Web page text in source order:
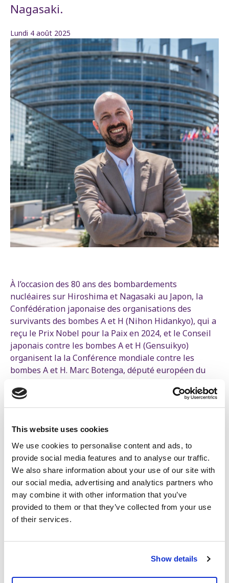
This website uses cookies
We use cookies to personalise content and ads, to
provide social media features and to analyse our traffic.
We also share information about your use of our site with
our social media, advertising and analytics partners who
may combine it with other information that you’ve
provided to them or that they’ve collected from your use
of their services.
Show details
Nagasaki.
Lundi 4 août 2025
À l’occasion des 80 ans des bombardements
nucléaires sur Hiroshima et Nagasaki au Japon, la
Confédération japonaise des organisations des
survivants des bombes A et H (Nihon Hidankyo), qui a
reçu le Prix Nobel pour la Paix en 2024, et le Conseil
japonais contre les bombes A et H (Gensuikyo)
organisent la la Conférence mondiale contre les
bombes A et H. Marc Botenga, député européen du
« Nous devons empêcher que ce qui s’est passé à
près de 12 500 ogives nucléaires dans le monde, il y a
civilisation sur terre », alerte le député européen
PTB, qui craint une nouvelle course à l’arme
nucléaire: « Nous voyons une évolution dangereuse.
Même en Belgique, nous voyons comment les États-
Unis modernisent massivement leurs armes
nucléaires. La Russie a de son côté abaissé le seuil
d'utilisation des armes nucléaires. »
Dans son rapport sur l'année 2024, l'Institut
international de recherche sur la paix de Stockholm